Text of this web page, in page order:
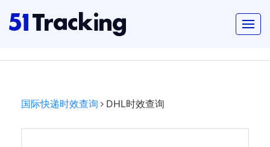
国际快递时效查询 DHL时效查询